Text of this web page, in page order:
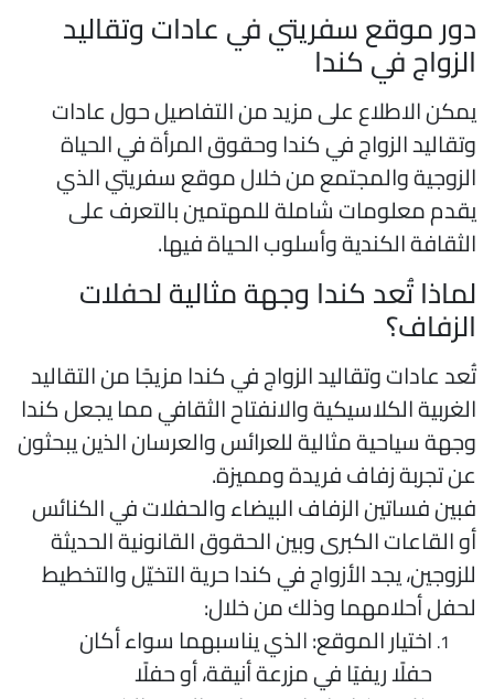
موقع سفريتي في عادات وتقاليد
في كندا
الاطلاع على مزيد من التفاصيل حول عادات
الزواج في كندا وحقوق المرأة في الحياة
والمجتمع من خلال موقع سفريتي الذي
معلومات شاملة للمهتمين بالتعرف على
الكندية وأسلوب الحياة فيها.
تُعد كندا وجهة مثالية لحفلات
عادات وتقاليد الزواج في كندا مزيجًا من التقاليد
الكلاسيكية والانفتاح الثقافي مما يجعل كندا
سياحية مثالية للعرائس والعرسان الذين يبحثون
تجربة زفاف فريدة ومميزة.
فساتين الزفاف البيضاء والحفلات في الكنائس
القاعات الكبرى وبين الحقوق القانونية الحديثة
يجد الأزواج في كندا حرية التخيّل والتخطيط
أحلامهما وذلك من خلال:
اختيار الموقع: الذي يناسبهما سواء أكان
حفلًا ريفيًا في مزرعة أنيقة، أو حفلًا